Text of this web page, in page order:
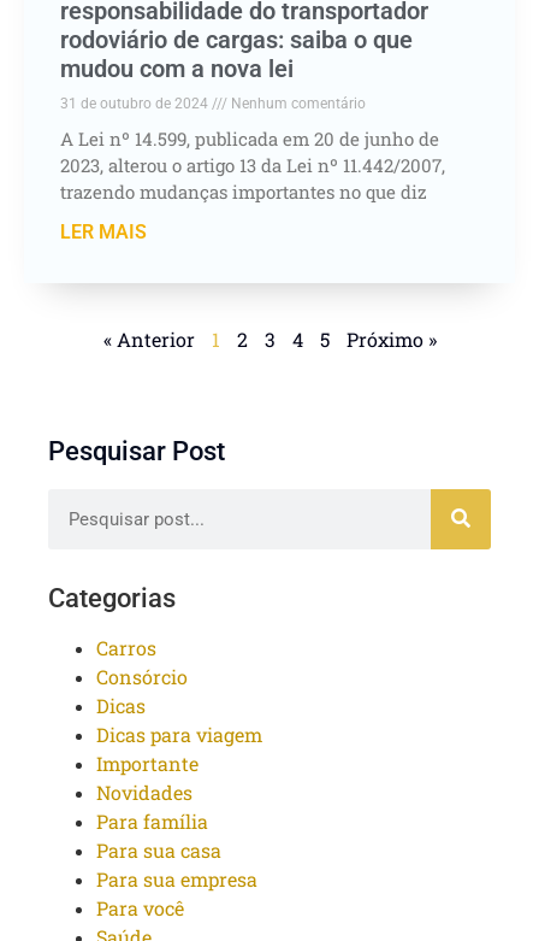
responsabilidade do transportador
rodoviário de cargas: saiba o que
mudou com a nova lei
31 de outubro de 2024 Nenhum comentário
A Lei nº 14.599, publicada em 20 de junho de
2023, alterou o artigo 13 da Lei nº 11.442/2007,
trazendo mudanças importantes no que diz
LER MAIS
« Anterior 1 2 3 4 5 Próximo »
Pesquisar Post
Categorias
Carros
Consórcio
Dicas
Dicas para viagem
Importante
Novidades
Para família
Para sua casa
Para sua empresa
Para você